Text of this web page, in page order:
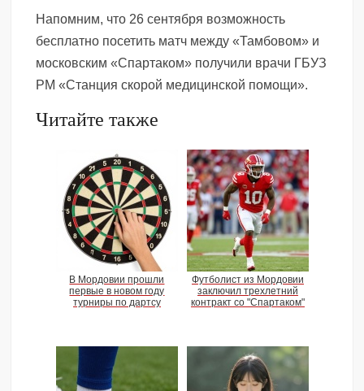
Напомним, что 26 сентября возможность
бесплатно посетить матч между «Тамбовом» и
московским «Спартаком» получили врачи ГБУЗ
РМ «Станция скорой медицинской помощи».
Читайте также
В Мордовии прошли
первые в новом году
турниры по дартсу
Футболист из Мордовии
заключил трехлетний
контракт со "Спартаком"